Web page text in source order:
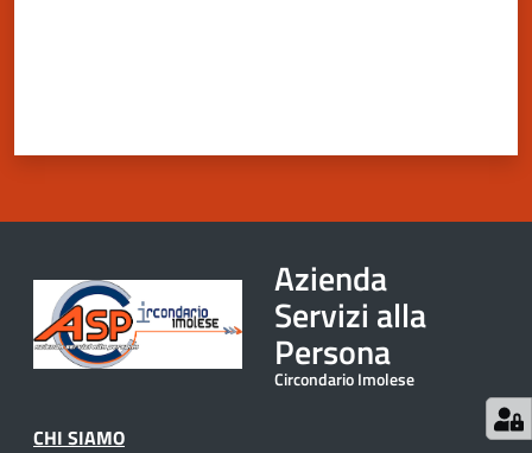
Azienda
Servizi alla
Persona
Circondario Imolese
CHI SIAMO